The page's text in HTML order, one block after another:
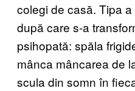
colegi de casă. Tipa
după care s-a
psihopată: spăla
mânca mâncarea de
scula din somn în